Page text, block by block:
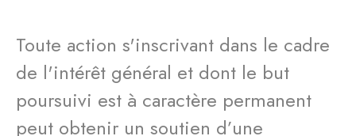
Toute action s'inscrivant dans le cadre
de l'intérêt général et dont le but
poursuivi est à caractère permanent
peut obtenir un soutien d’une